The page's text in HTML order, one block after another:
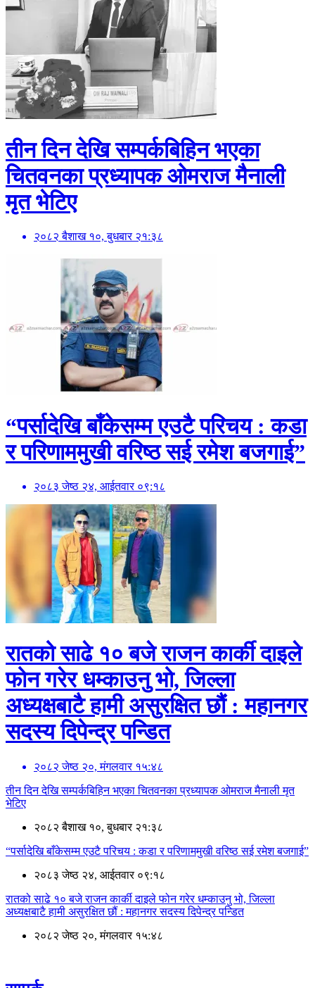
तीन दिन देखि सम्पर्कबिहिन भएका
चितवनका प्रध्यापक ओमराज मैनाली
मृत भेटिए
२०८२ बैशाख १०, बुधबार २१:३८
“पर्सादेखि बाँकेसम्म एउटै परिचय : कडा
र परिणाममुखी वरिष्ठ सई रमेश बजगाई”
२०८३ जेष्ठ २४, आईतवार ०९:१८
रातको साढे १० बजे राजन कार्की दाइले
फोन गरेर धम्काउनु भो, जिल्ला
अध्यक्षबाटै हामी असुरक्षित छौं : महानगर
सदस्य दिपेन्द्र पन्डित
२०८२ जेष्ठ २०, मंगलवार १५:४८
तीन दिन देखि सम्पर्कबिहिन भएका चितवनका प्रध्यापक ओमराज मैनाली मृत
भेटिए
२०८२ बैशाख १०, बुधबार २१:३८
“पर्सादेखि बाँकेसम्म एउटै परिचय : कडा र परिणाममुखी वरिष्ठ सई रमेश बजगाई”
२०८३ जेष्ठ २४, आईतवार ०९:१८
रातको साढे १० बजे राजन कार्की दाइले फोन गरेर धम्काउनु भो, जिल्ला
अध्यक्षबाटै हामी असुरक्षित छौं : महानगर सदस्य दिपेन्द्र पन्डित
२०८२ जेष्ठ २०, मंगलवार १५:४८